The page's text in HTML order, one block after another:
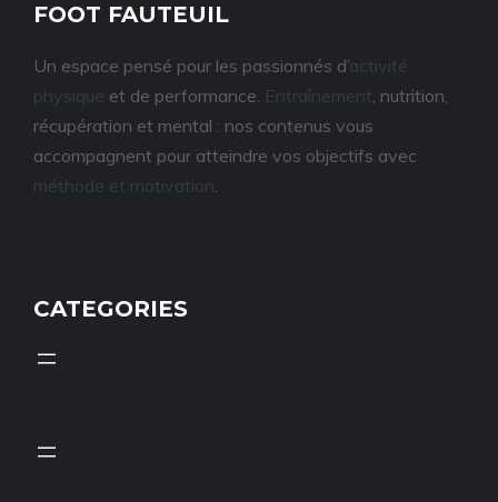
FOOT FAUTEUIL
Un espace pensé pour les passionnés d’activité
physique et de performance. Entraînement, nutrition,
récupération et mental : nos contenus vous
accompagnent pour atteindre vos objectifs avec
méthode et motivation.
CATEGORIES